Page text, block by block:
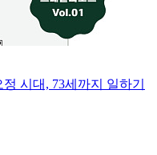
시대, 73세까지 일하기